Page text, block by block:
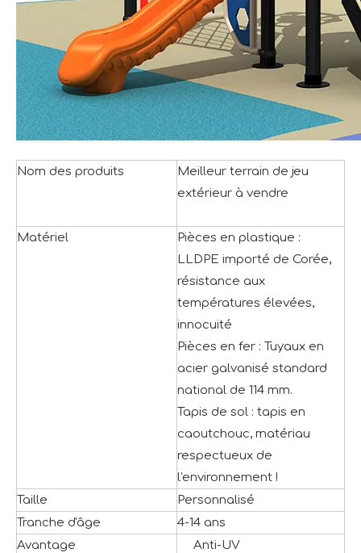
Nom des produits
Meilleur terrain de jeu
extérieur à vendre
Matériel
Pièces en plastique :
LLDPE importé de Corée,
résistance aux
températures élevées,
innocuité
Pièces en fer : Tuyaux en
acier galvanisé standard
national de 114 mm.
Tapis de sol : tapis en
caoutchouc, matériau
respectueux de
l'environnement !
Taille
Personnalisé
Tranche d'âge
4-14 ans
Avantage
Anti-UV